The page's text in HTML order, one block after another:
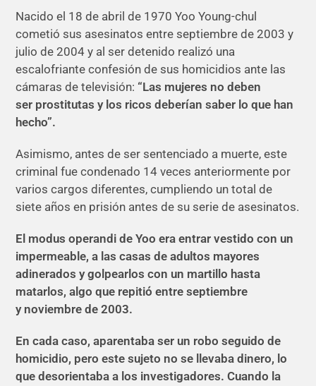
Nacido el 18 de abril de 1970 Yoo Young-chul
cometió sus asesinatos entre septiembre de 2003 y
julio de 2004 y al ser detenido realizó una
escalofriante confesión de sus homicidios ante las
cámaras de televisión: “Las mujeres no deben
ser prostitutas y los ricos deberían saber lo que han
hecho”.
Asimismo, antes de ser sentenciado a muerte, este
criminal fue condenado 14 veces anteriormente por
varios cargos diferentes, cumpliendo un total de
siete años en prisión antes de su serie de asesinatos.
El modus operandi de Yoo era entrar vestido con un
impermeable, a las casas de adultos mayores
adinerados y golpearlos con un martillo hasta
matarlos, algo que repitió entre septiembre
y noviembre de 2003.
En cada caso, aparentaba ser un robo seguido de
homicidio, pero este sujeto no se llevaba dinero, lo
que desorientaba a los investigadores. Cuando la